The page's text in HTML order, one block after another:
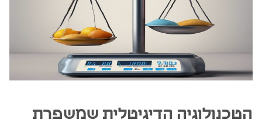
הטכנולוגיה הדיגיטלית שמשפרת